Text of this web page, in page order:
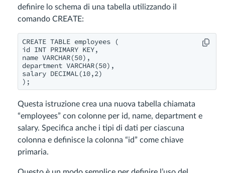
definire lo schema di una tabella utilizzando il
comando CREATE:
CREATE TABLE employees (
id INT PRIMARY KEY,
name VARCHAR(50),
department VARCHAR(50),
salary DECIMAL(10,2)
Questa istruzione crea una nuova tabella chiamata
“employees” con colonne per id, name, department e
salary. Specifica anche i tipi di dati per ciascuna
colonna e definisce la colonna “id” come chiave
primaria.